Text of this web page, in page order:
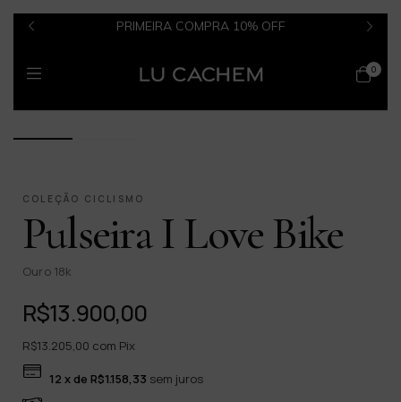
PRIMEIRA COMPRA 10% OFF
0
COLEÇÃO CICLISMO
Pulseira I Love Bike
Ouro 18k
R$13.900,00
R$13.205,00 com Pix
12 x de R$1.158,33 sem juros